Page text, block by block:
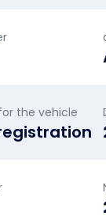
the vehicle